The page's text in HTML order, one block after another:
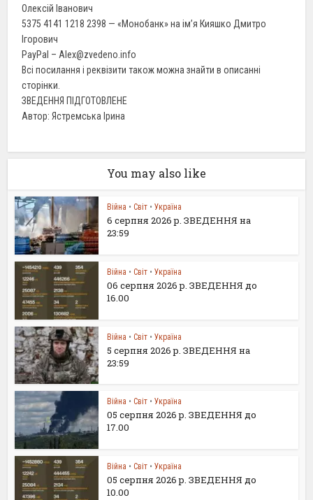
Олексій Іванович
5375 4141 1218 2398 — «Монобанк» на ім’я Кияшко Дмитро
Ігорович
PayPal – Alex@zvedeno.info
Всі посилання і реквізити також можна знайти в описанні
сторінки.
ЗВЕДЕННЯ ПІДГОТОВЛЕНЕ
Автор: Ястремська Ірина
You may also like
Війна • Світ • Україна
6 серпня 2026 р. ЗВЕДЕННЯ на
23:59
Війна • Світ • Україна
06 серпня 2026 р. ЗВЕДЕННЯ до
16.00
Війна • Світ • Україна
5 серпня 2026 р. ЗВЕДЕННЯ на
23:59
Війна • Світ • Україна
05 серпня 2026 р. ЗВЕДЕННЯ до
17.00
Війна • Світ • Україна
05 серпня 2026 р. ЗВЕДЕННЯ до
10.00